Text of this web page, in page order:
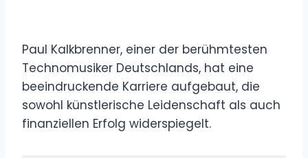
Paul Kalkbrenner, einer der berühmtesten
Technomusiker Deutschlands, hat eine
beeindruckende Karriere aufgebaut, die
sowohl künstlerische Leidenschaft als auch
finanziellen Erfolg widerspiegelt.